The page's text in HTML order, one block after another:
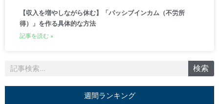
【収入を増やしながら休む】「パッシブインカム（不労所
得）」を作る具体的な方法
記事を読む »
検
検索
週間ランキング